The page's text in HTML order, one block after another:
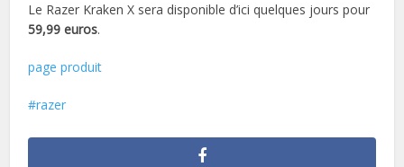
Le Razer Kraken X sera disponible d’ici quelques jours pour
59,99 euros.
page produit
razer